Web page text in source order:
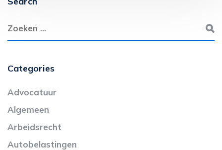
Categories
Advocatuur
Algemeen
Arbeidsrecht
Autobelastingen